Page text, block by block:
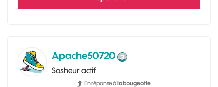
Apache50720
Sosheur actif
En réponse àlabougeotte